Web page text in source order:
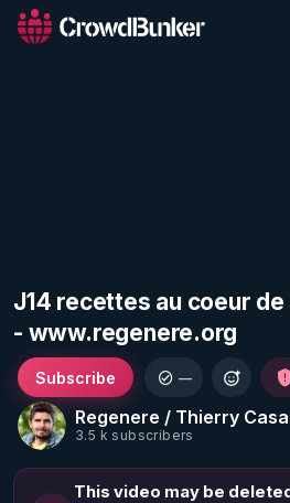
J14 recettes au coeur
- www.regenere.org
Regenere / Thierry
3.5 k subscribers
Subscribe —
This video may be